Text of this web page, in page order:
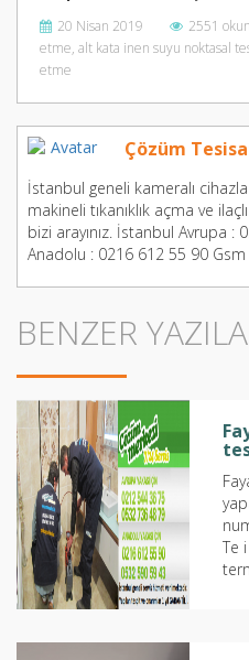
20 Nisan 2019 2551
etme, alt kata inen suyu noktasal
etme
Çözüm
İstanbul geneli kameralı
makineli tıkanıklık açma ve
bizi arayınız. İstanbul Avrupa
Anadolu : 0216 612 55 90
BENZER
Te